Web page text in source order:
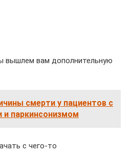
вышлем вам дополнительную
смерти у пациентов с
и паркинсонизмом
с чего-то